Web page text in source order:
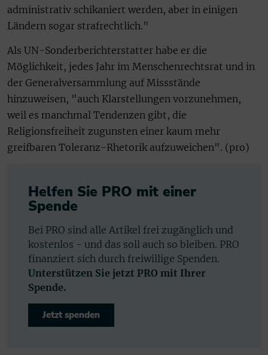
administrativ schikaniert werden, aber in einigen
Ländern sogar strafrechtlich."
Als UN-Sonderberichterstatter habe er die
Möglichkeit, jedes Jahr im Menschenrechtsrat und in
der Generalversammlung auf Missstände
hinzuweisen, "auch Klarstellungen vorzunehmen,
weil es manchmal Tendenzen gibt, die
Religionsfreiheit zugunsten einer kaum mehr
greifbaren Toleranz-Rhetorik aufzuweichen". (pro)
Helfen Sie PRO mit einer
Spende
Bei PRO sind alle Artikel frei zugänglich und
kostenlos - und das soll auch so bleiben. PRO
finanziert sich durch freiwillige Spenden.
Unterstützen Sie jetzt PRO mit Ihrer
Spende.
Jetzt spenden